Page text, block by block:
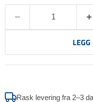
Rask levering fra 2–3